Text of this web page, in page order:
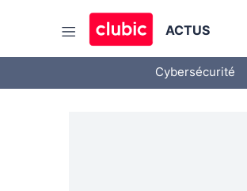
ACTUS
Cybersécurité